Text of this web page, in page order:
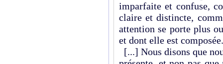
imparfaite et confuse,
claire et distincte,
attention se porte plus
et dont elle est composée.
[...] Nous disons que